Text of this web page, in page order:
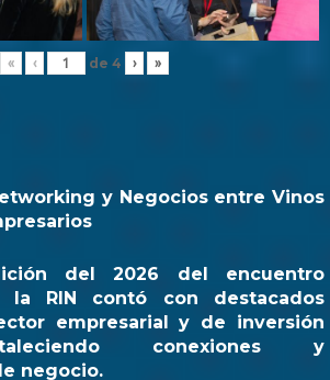
« ‹ de 4 › »
y Negocios entre Vinos
del 2026 del encuentro
la RIN contó con destacados
empresarial y de inversión
conexiones y
negocio.